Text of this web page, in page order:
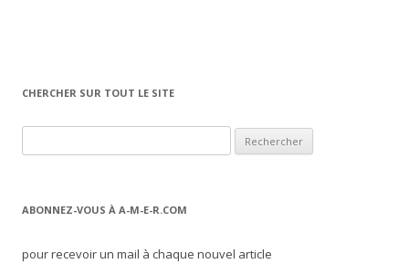
CHERCHER SUR TOUT LE SITE
ABONNEZ-VOUS À A-M-E-R.COM
pour recevoir un mail à chaque nouvel article